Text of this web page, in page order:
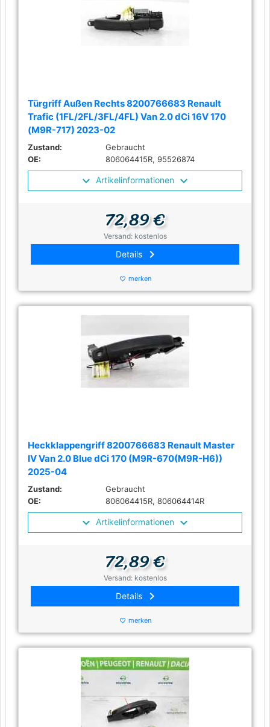
Türgriff Außen Rechts 8200766683 Renault
Trafic (1FL/2FL/3FL/4FL) Van 2.0 dCi 16V 170
(M9R-717) 2023-02
Zustand:
Gebraucht
OE:
806064415R, 95526874
Artikelinformationen
72,89 €
Versand: kostenlos
Details keyboard_arrow_right
favorite_border merken
Heckklappengriff 8200766683 Renault Master
IV Van 2.0 Blue dCi 170 (M9R-670(M9R-H6))
2025-04
Zustand:
Gebraucht
OE:
806064415R, 806064414R
Artikelinformationen
72,89 €
Versand: kostenlos
Details keyboard_arrow_right
favorite_border merken